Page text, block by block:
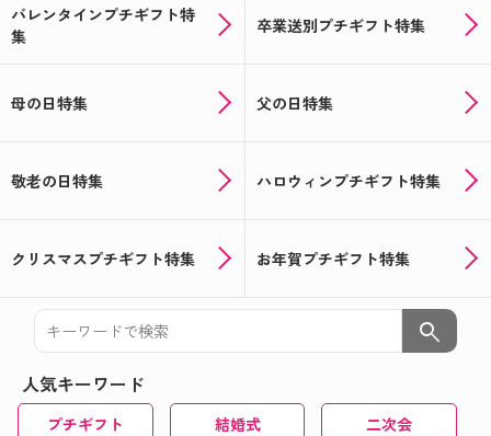
バレンタインプチギフト特
集
卒業送別プチギフト特集
母の日特集 父の日特集
敬老の日特集 ハロウィンプチギフト特集
クリスマスプチギフト特集 お年賀プチギフト特集
search
人気キーワード
プチギフト 結婚式 二次会